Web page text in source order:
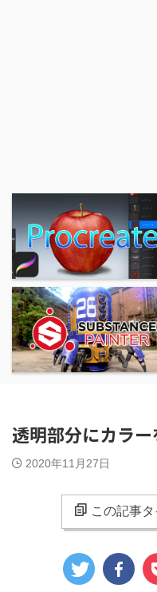
透明部分にカラー
2020年11月27日
この記事